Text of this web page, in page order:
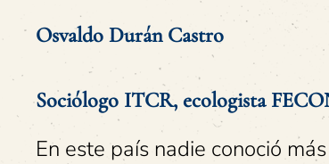
Osvaldo Durán Castro
Sociólogo ITCR, ecologista
En este país nadie conoció